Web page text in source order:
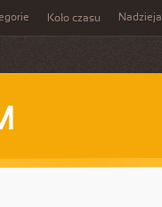
Koło czasu Nadzieja